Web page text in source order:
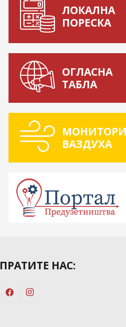
ЛОКАЛНА
ПОРЕСКА
ОГЛАСНА
ТАБЛА
ВАЗДУХА
ПРАТИТЕ НАС: